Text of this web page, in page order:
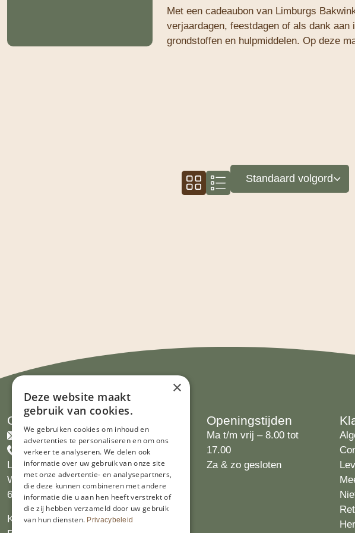
Met een cadeaubon van Limburgs
verjaardagen, feestdagen of als dank
grondstoffen en hulpmiddelen. Op deze
Contact
info@limburgsbakwinkeltje.nl
+31455226693
Limburgs Bakwinkeltje
Wijngaardsweg 16
6412 PJ Heerlen
KVK 14069470
Openingstijden
Ma t/m vrij – 8.00 tot
17.00
Za & zo gesloten
×
Deze website maakt
gebruik van cookies.
We gebruiken cookies om inhoud en
advertenties te personaliseren en om ons
verkeer te analyseren. We delen ook
informatie over uw gebruik van onze site
met onze advertentie- en analysepartners,
die deze kunnen combineren met andere
informatie die u aan hen heeft verstrekt of
die zij hebben verzameld door uw gebruik
van hun diensten. Privacybeleid